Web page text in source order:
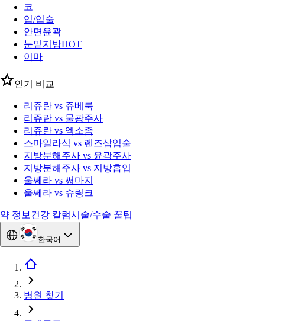
코
입/입술
안면윤곽
눈밑지방HOT
이마
인기 비교
리쥬란 vs 쥬베룩
리쥬란 vs 물광주사
리쥬란 vs 엑소좀
스마일라식 vs 렌즈삽입술
지방분해주사 vs 윤곽주사
지방분해주사 vs 지방흡입
울쎄라 vs 써마지
울쎄라 vs 슈링크
약 정보 건강 칼럼시술/수술 꿀팁
한국어
병원 찾기